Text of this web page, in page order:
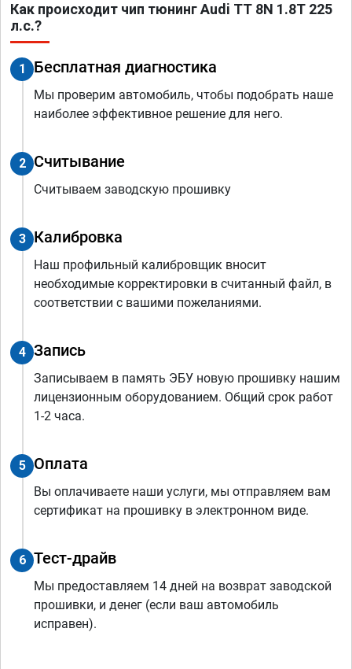
Как происходит чип тюнинг Audi TT 8N 1.8T 225
л.с.?
1 Бесплатная диагностика
Мы проверим автомобиль, чтобы подобрать наше
наиболее эффективное решение для него.
2 Считывание
Считываем заводскую прошивку
3 Калибровка
Наш профильный калибровщик вносит
необходимые корректировки в считанный файл, в
соответствии с вашими пожеланиями.
4 Запись
Записываем в память ЭБУ новую прошивку нашим
лицензионным оборудованием. Общий срок работ
1-2 часа.
5 Оплата
Вы оплачиваете наши услуги, мы отправляем вам
сертификат на прошивку в электронном виде.
6 Тест-драйв
Мы предоставляем 14 дней на возврат заводской
прошивки, и денег (если ваш автомобиль
исправен).